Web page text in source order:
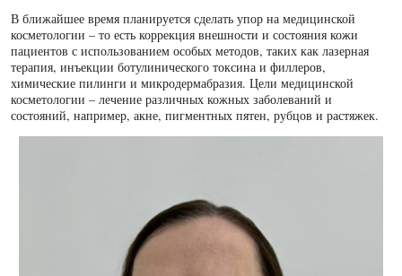
В ближайшее время планируется сделать упор на медицинской
косметологии – то есть коррекция внешности и состояния кожи
пациентов с использованием особых методов, таких как лазерная
терапия, инъекции ботулинического токсина и филлеров,
химические пилинги и микродермабразия. Цели медицинской
косметологии – лечение различных кожных заболеваний и
состояний, например, акне, пигментных пятен, рубцов и растяжек.